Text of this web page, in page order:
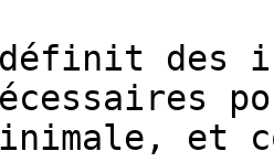
définit
et